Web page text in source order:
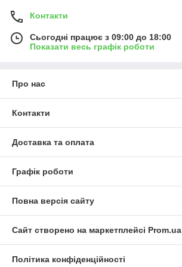
Контакти
Сьогодні працює з 09:00 до 18:00
Показати весь графік роботи
Про нас
Контакти
Доставка та оплата
Графік роботи
Повна версія сайту
Сайт створено на маркетплейсі Prom.ua
Політика конфіденційності